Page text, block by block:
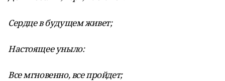
Сердце в будущем живет;
Настоящее уныло:
Все мгновенно, все пройдет;